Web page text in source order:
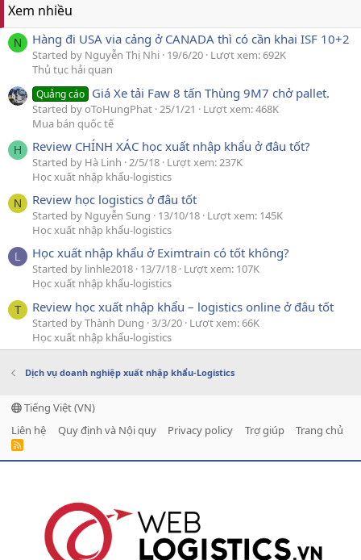
Xem nhiều
N Hàng đi USA via cảng ở CANADA thì có cần khai ISF 10+2
Started by Nguyễn Thị Nhi 19/6/20 Lượt xem: 692K
Thủ tục hải quan
Quảng cáo Giá Xe tải Faw 8 tấn Thùng 9M7 chở pallet.
Started by oToHungPhat 25/1/21
Lượt xem: 468K
Mua bán quốc tế
H Review CHÍNH XÁC học xuất nhập khẩu ở đâu tốt?
Started by Hà Linh 2/5/18 Lượt xem: 237K
Học xuất nhập khẩu-logistics
N Review học logistics ở đâu tốt
Started by Nguyễn Sung 13/10/18 Lượt xem: 145K
Học xuất nhập khẩu-logistics
L Học xuất nhập khẩu ở Eximtrain có tốt không?
Started by linhle2018 13/7/18 Lượt xem: 107K
Học xuất nhập khẩu-logistics
T Review học xuất nhập khẩu – logistics online ở đâu tốt
Started by Thành Dung 3/3/20 Lượt xem: 66K
Học xuất nhập khẩu-logistics
Dịch vụ doanh nghiệp xuất nhập khẩu-Logistics
Tiếng Việt (VN)
Liên hệ
Quy định và Nội quy Privacy policy Trợ giúp Trang chủ
R